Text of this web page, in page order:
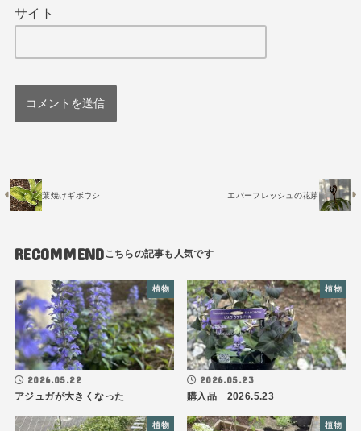
サイト
葉焼けギボウシ エバーフレッシュの花芽
RECOMMEND
植物
2026.05.22
アジュガが大きくなった
植物
2026.05.23
購入品 2026.5.23
植物 植物